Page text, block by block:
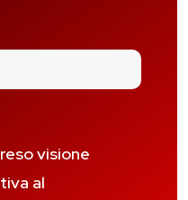
visione
al